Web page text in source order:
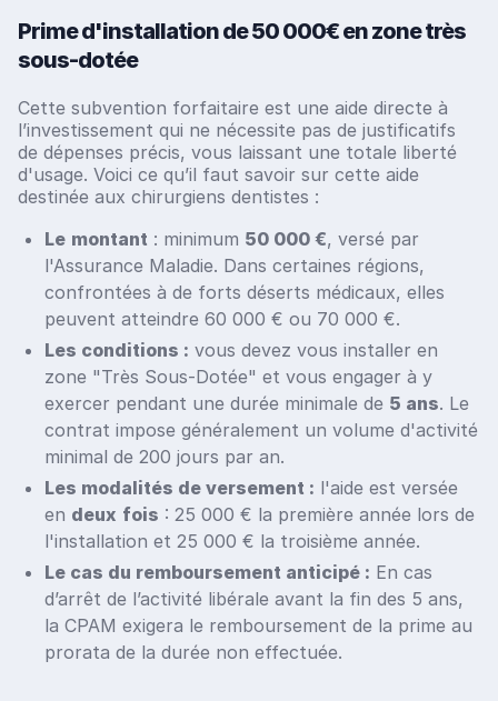
Prime d'installation de 50 000€ en zone très
sous-dotée
Cette subvention forfaitaire est une aide directe à
l’investissement qui ne nécessite pas de justificatifs
de dépenses précis, vous laissant une totale liberté
d'usage. Voici ce qu’il faut savoir sur cette aide
destinée aux chirurgiens dentistes :
Le montant : minimum 50 000 €, versé par
l'Assurance Maladie. Dans certaines régions,
confrontées à de forts déserts médicaux, elles
peuvent atteindre 60 000 € ou 70 000 €.
Les conditions : vous devez vous installer en
zone "Très Sous-Dotée" et vous engager à y
exercer pendant une durée minimale de 5 ans. Le
contrat impose généralement un volume d'activité
minimal de 200 jours par an.
Les modalités de versement : l'aide est versée
en deux fois : 25 000 € la première année lors de
l'installation et 25 000 € la troisième année.
Le cas du remboursement anticipé : En cas
d’arrêt de l’activité libérale avant la fin des 5 ans,
la CPAM exigera le remboursement de la prime au
prorata de la durée non effectuée.